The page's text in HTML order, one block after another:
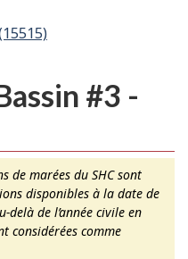
#3 -
de marées du SHC sont
disponibles à la date de
delà de l’année civile en
considérées comme